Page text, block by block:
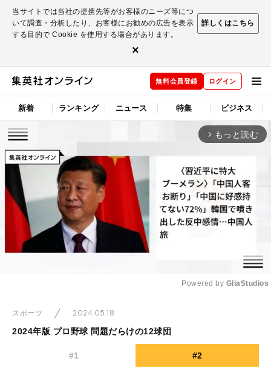
当サイトでは当社の提携先等がお客様のニーズ等につ
いて調査・分析したり、お客様にお勧めの広告を表示
する目的で Cookie を使用する場合があります。
詳しくはこちら
×
無料会員登録 ログイン
新着 ランキング ニュース 特集 ビジネス
arrow_forward_ios もっと読む
Powered by GliaStudios
スポーツ
2024.05.18
2024年版 プロ野球 問題だらけの12球団
#1 #2